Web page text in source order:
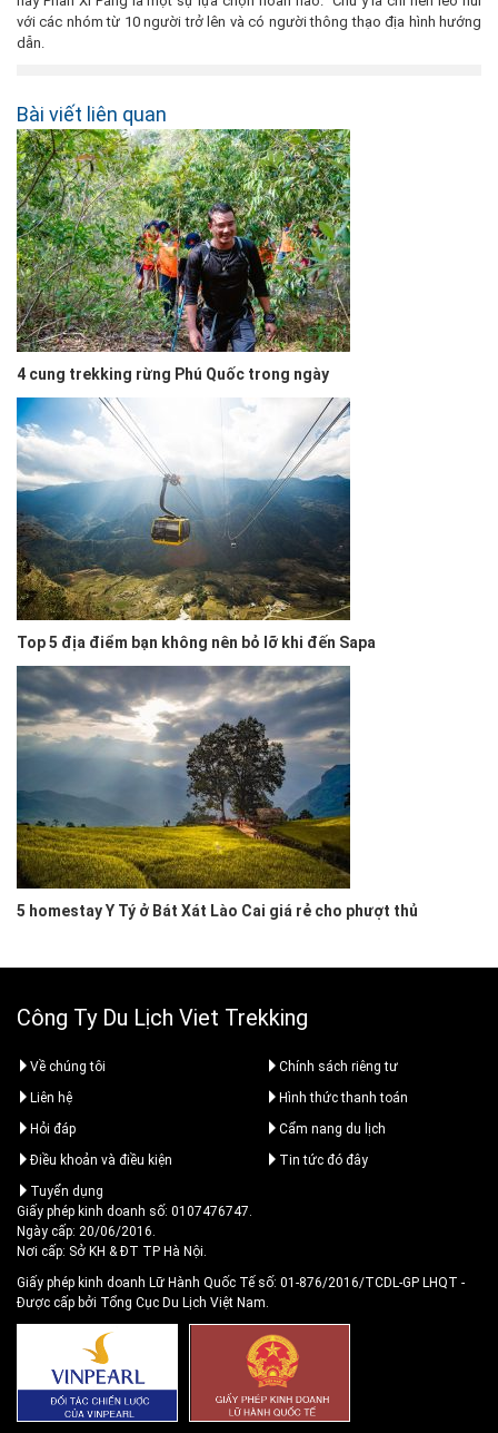
với các nhóm từ 10 người trở lên và có người thông thạo địa hình hướng
dẫn.
Bài viết liên quan
4 cung trekking rừng Phú Quốc trong ngày
Top 5 địa điểm bạn không nên bỏ lỡ khi đến Sapa
5 homestay Y Tý ở Bát Xát Lào Cai giá rẻ cho phượt thủ
Công Ty Du Lịch Viet Trekking
Về chúng tôi
Chính sách riêng tư
Liên hệ
Hình thức thanh toán
Hỏi đáp
Cẩm nang du lịch
Điều khoản và điều kiện
Tin tức đó đây
Tuyển dụng
Giấy phép kinh doanh số: 0107476747.
Ngày cấp: 20/06/2016.
Nơi cấp: Sở KH & ĐT TP Hà Nội.
Giấy phép kinh doanh Lữ Hành Quốc Tế số: 01-876/2016/TCDL-GP LHQT -
Được cấp bởi Tổng Cục Du Lịch Việt Nam.